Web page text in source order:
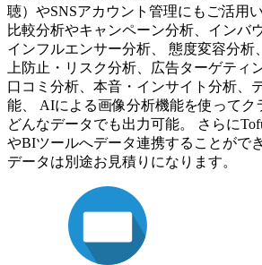
聴）やSNSアカウント管理にもご活用
比較分析やキャンペーン分析、インバ
インフルエンサー分析、 態度変容分析
上防止・リスク分析、広告ターゲティ
口コミ分析、本音・インサイト分析、
能、 AIによる画像分析機能を使ってク
どんなデータでも出力可能。 さらに
やBIツールへデータ連携することがで
データは別途お見積りになります。